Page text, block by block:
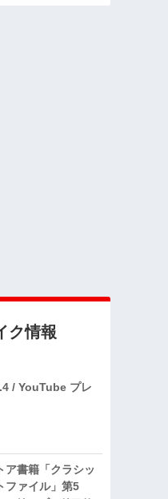
ク情報
/ YouTube プレ
ア書籍「クラシッ
ファイル」第5